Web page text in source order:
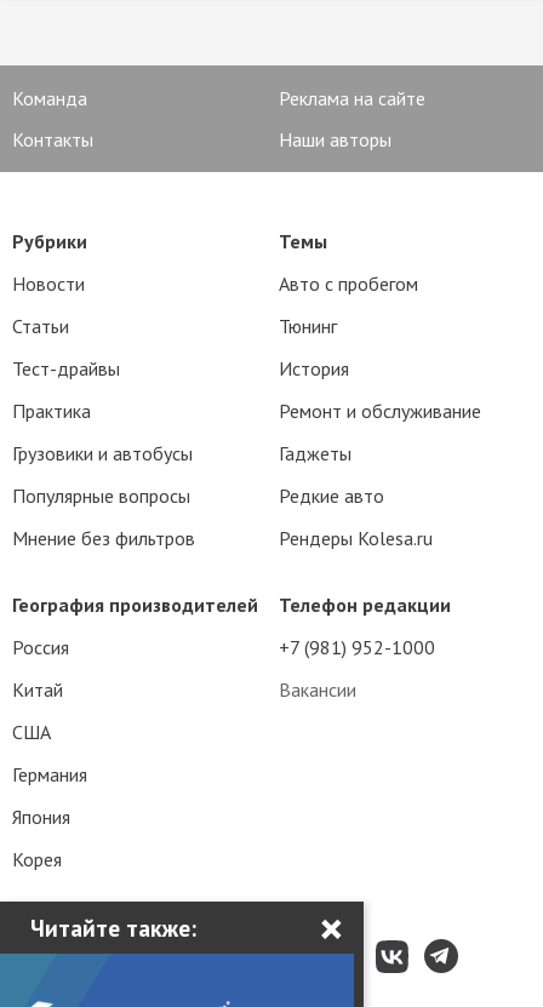
Читайте также: ×
Команда
Реклама на сайте
Контакты
Наши авторы
Телефон редакции
+7 (981) 952-1000
Вакансии
Рубрики
Новости
Статьи
Тест-драйвы
Практика
Грузовики и автобусы
Популярные вопросы
Мнение без фильтров
Темы
Авто с пробегом
Тюнинг
История
Ремонт и обслуживание
Гаджеты
Редкие авто
Рендеры Kolesa.ru
География производителей
Россия
Китай
США
Германия
Япония
Корея